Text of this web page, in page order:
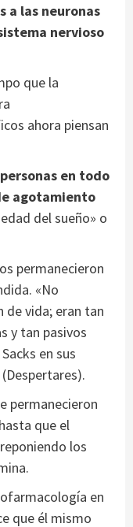
a las neuronas
nervioso
que la
ahora piensan
en todo
agotamiento
del sueño» o
permanecieron
«No
de vida; eran tan
y tan pasivos
en sus
(Despertares).
permanecieron
que el
los
en
que él mismo